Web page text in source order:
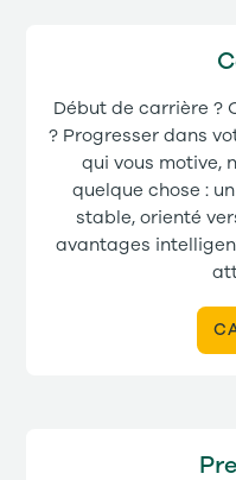
Début de carrière ?
? Progresser dans
qui vous motive,
quelque chose :
stable, orienté
avantages